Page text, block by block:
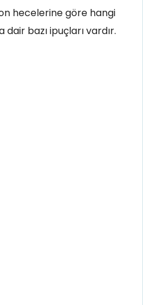
hecelerine göre hangi
bazı ipuçları vardır.